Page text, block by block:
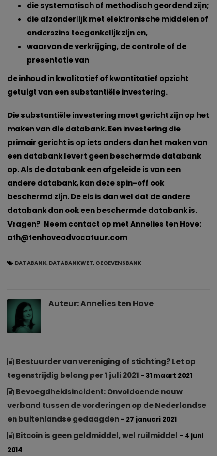
die systematisch of methodisch geordend zijn;
die afzonderlijk met elektronische middelen of
anderszins toegankelijk zijn en,
waarvan de verkrijging, de controle of de
presentatie van
de inhoud in kwalitatief of kwantitatief opzicht
getuigt van een substantiële investering.
Die substantiële investering moet gericht zijn op het
maken van die databank. Een investering die
primair gericht is op iets anders dan het maken van
een databank levert geen beschermde databank
op. Als de databank een afgeleide is van een
andere databank, kan deze spin-off ook
beschermd zijn. De eis is dan wel dat de andere
databank dan ook een beschermde databank is.
Vragen? Neem contact op met Annelies ten Hove:
ath@tenhoveadvocatuur.com
DATABANK,DATABANKWET,GEGEVENSBANK
Auteur:Annelies ten Hove
Bestuurder van vereniging of stichting? Let op
tegenstrijdig belang per 1 juli 2021 - 31 maart 2021
Bevoegdheidsincident: Onvoldoende nauw
verband tussen de vorderingen op de Nederlandse
en buitenlandse gedaagden - 27 januari 2021
Bitcoin is geen geldmiddel, wel ruilmiddel - 4 juni
2014